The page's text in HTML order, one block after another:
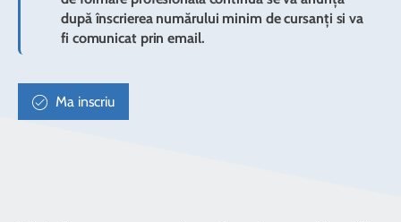
după înscrierea numărului minim de cursanți si va
fi comunicat prin email.
Ma inscriu